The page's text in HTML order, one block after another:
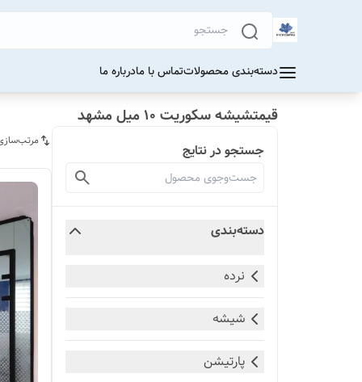
دسته‌بندی محصولاتتماس با مادرباره ما
قیمتشیشه سکوریت 10 میل مشهد
جستجو در نتایج
دسته‌بندی
نرده
شیشه
پارتیشن